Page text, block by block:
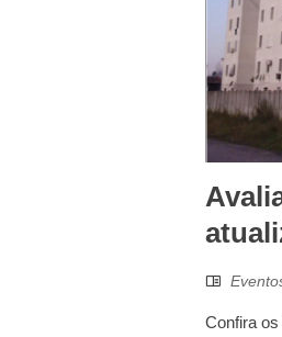
Confira